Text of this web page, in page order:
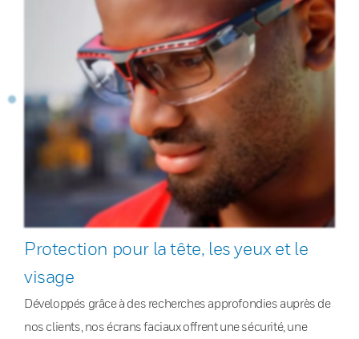
Protection pour la tête, les yeux et le
visage
Développés grâce à des recherches approfondies auprès de
nos clients, nos écrans faciaux offrent une sécurité, une